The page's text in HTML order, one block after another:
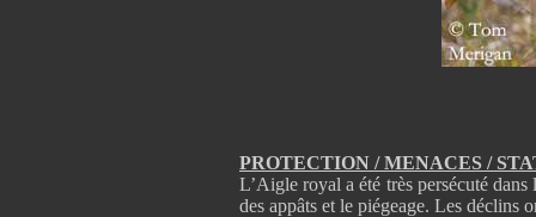
PROTECTION / MENACES /
L’Aigle royal a été très persécuté
des appâts et le piégeage. Les